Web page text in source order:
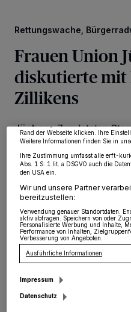
Rettungswache,
Frauen Union
diskutierte mit
Zillikens
Jüchen·Zum letzten
Sommerpause traf sich
Jüchen vor Kurzem in der
konnten sich die
kommunalpolitische
freuten sich dabei über
Bürgermeister Harald
gefolgt und stellte sich
20.06.2025 , 09:58 Uhr
-Partner
wie Browserdaten oder eindeutige
von OK aktivieren Sie Tracking-
Partner verarbeiten Daten, um Ihnen
Zwecke. Wenn Tracker deaktiviert
widerrufen, indem Sie auf den Link
Rand der Webseite klicken. Ihre
Weitere Informationen finden Sie in
Ihre Zustimmung umfasst alle erft-
Abs. 1 S. 1 lit. a DSGVO auch die
den USA ein.
Wir und unsere Partner
bereitzustellen:
Verwendung genauer Standortdaten.
aktiv abfragen. Speichern von oder
Personalisierte Werbung und Inhalte,
Performance von Inhalten,
Verbesserung von Angeboten.
Ausführliche Informationen
Impressum
Datenschutz